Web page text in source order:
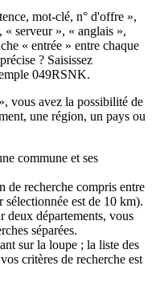
mot-clé, n° d'offre »,
« serveur », « anglais »,
« entrée » entre chaque
? Saisissez
049RSNK.
vous avez la possibilité de
une région, un pays ou
commune et ses
de recherche compris entre
est de 10 km).
deux départements, vous
séparées.
sur la loupe ; la liste des
critères de recherche est